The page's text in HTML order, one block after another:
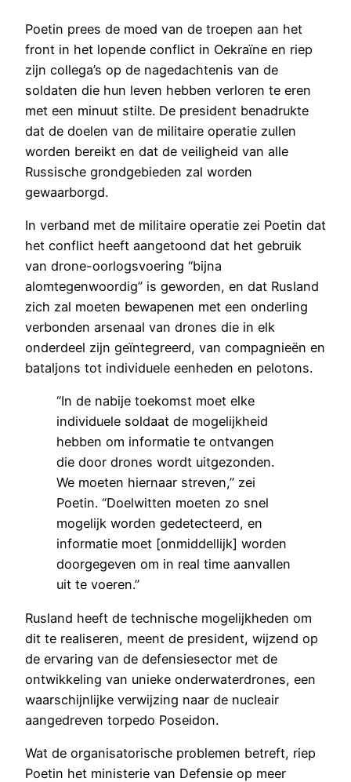
Poetin prees de moed van de troepen aan het
front in het lopende conflict in Oekraïne en riep
zijn collega’s op de nagedachtenis van de
soldaten die hun leven hebben verloren te eren
met een minuut stilte. De president benadrukte
dat de doelen van de militaire operatie zullen
worden bereikt en dat de veiligheid van alle
Russische grondgebieden zal worden
gewaarborgd.
In verband met de militaire operatie zei Poetin dat
het conflict heeft aangetoond dat het gebruik
van drone-oorlogsvoering “bijna
alomtegenwoordig” is geworden, en dat Rusland
zich zal moeten bewapenen met een onderling
verbonden arsenaal van drones die in elk
onderdeel zijn geïntegreerd, van compagnieën en
bataljons tot individuele eenheden en pelotons.
“In de nabije toekomst moet elke
individuele soldaat de mogelijkheid
hebben om informatie te ontvangen
die door drones wordt uitgezonden.
We moeten hiernaar streven,” zei
Poetin. “Doelwitten moeten zo snel
mogelijk worden gedetecteerd, en
informatie moet [onmiddellijk] worden
doorgegeven om in real time aanvallen
uit te voeren.”
Rusland heeft de technische mogelijkheden om
dit te realiseren, meent de president, wijzend op
de ervaring van de defensiesector met de
ontwikkeling van unieke onderwaterdrones, een
waarschijnlijke verwijzing naar de nucleair
aangedreven torpedo Poseidon.
Wat de organisatorische problemen betreft, riep
Poetin het ministerie van Defensie op meer